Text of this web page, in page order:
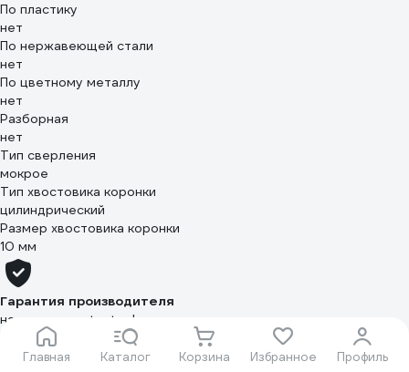
Главная Каталог Корзина Избранное Профиль
По пластику
нет
По нержавеющей стали
нет
По цветному металлу
нет
Разборная
нет
Тип сверления
мокрое
Тип хвостовика коронки
цилиндрический
Размер хвостовика коронки
10 мм
Гарантия производителя
на товары vertextools
Упаковка